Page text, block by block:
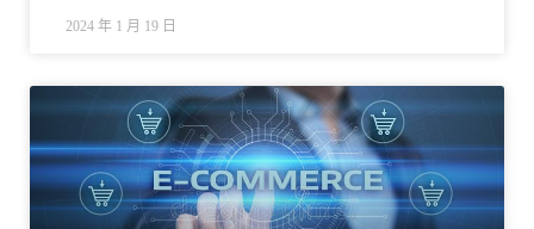
2024 年 1 月 19 日